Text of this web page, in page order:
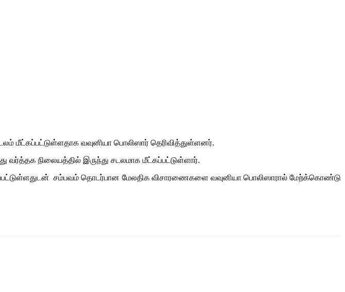
மீட்கப்பட்டுள்ளதாக வவுனியா பொலிஸார் தெரிவித்துள்ளனர்.
வர்த்தக நிலையத்தில் இருந்து சடலமாக மீட்கப்பட்டுள்ளார்.
சம்பவம் தொடர்பான மேலதிக விசாரணைகளை வவுனியா பொலிஸாரால் மேற்க்கொண்டு